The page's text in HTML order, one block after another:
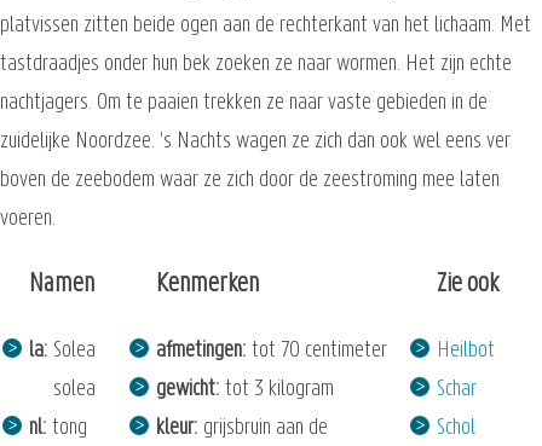
platvissen zitten beide ogen aan de rechterkant van het lichaam. Met
tastdraadjes onder hun bek zoeken ze naar wormen. Het zijn echte
nachtjagers. Om te paaien trekken ze naar vaste gebieden in de
zuidelijke Noordzee. 's Nachts wagen ze zich dan ook wel eens ver
boven de zeebodem waar ze zich door de zeestroming mee laten
voeren.
Namen
la Solea
solea
nl tong
Kenmerken
afmetingen tot 70 centimeter
gewicht tot 3 kilogram
kleur grijsbruin aan de
Zie ook
Heilbot
Schar
Schol